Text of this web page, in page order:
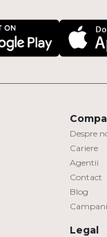
Despre
Cariere
Agentii
Contact
Blog
Legal